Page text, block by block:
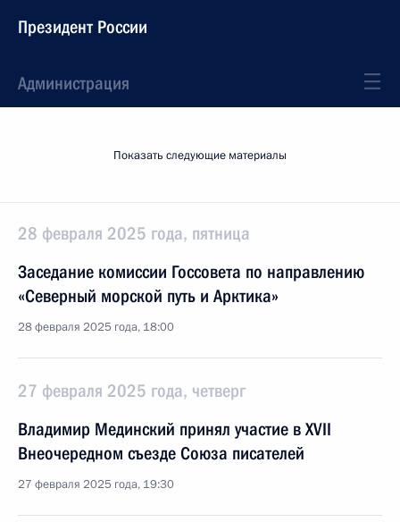
Президент России
Администрация
Показать следующие материалы
28 февраля 2025 года, пятница
Заседание комиссии Госсовета по направлению
«Северный морской путь и Арктика»
28 февраля 2025 года, 18:00
27 февраля 2025 года, четверг
Владимир Мединский принял участие в XVII
Внеочередном съезде Союза писателей
27 февраля 2025 года, 19:30